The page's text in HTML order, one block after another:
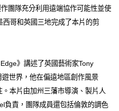
團隊充分利用遠端協作可能性並使
哥和英國三地完成了本片的剪
》講述了英國藝術家Tony
世界，他在偏遠地區創作風景
本片由加州三藩市導演、製片人
負責，團隊成員還包括倫敦的調色